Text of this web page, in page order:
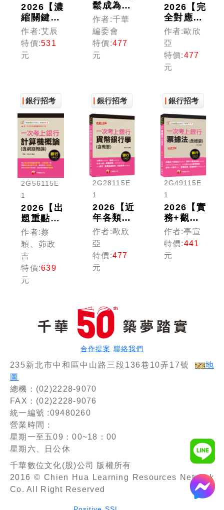
2026【濃
縮關鍵考
點】防制
洗錢與打
擊資恐焦
點速成
作者:艾辰
特價:531
元
鬆成為邏
輯達人】
邏輯推理
（銀行招
考）
作者:千華
編委會
特價:477
元
2026【完
全對應
IFRS】
一次考上
銀行 會
計學(含
概要)：
測逐題破
解！！
（銀行招
考/金融
基測）
作者:歐欣
亞
特價:477
元
銀行招考
2G56115E
1
2026【出
題重點一
書搞定】
一次考上
銀行 計
算機概論
(含網路
概論)
作者:蔡
穎、茆政
吉
特價:639
元
銀行招考
2G28115E
1
2026【近
年各類銀
行、農會
試題解
析】一次
考上銀行
貨幣銀行
三版〕
（銀行行
員招考）
作者:歐欣
亞
特價:477
元
銀行招考
2G49115E
1
2026【實
務+觀念
延伸融會
貫通】一
次考上銀
行 票據
招考）
作者:亭宣
特價:441
元
合作提案 聯絡我們
235新北市中和區中山路三段136巷10弄17號
地
圖
總機：(02)2228-9070
FAX：(02)2228-9076
統一編號 :09480260
營業時間：
星期一至五09：00~18：00
星期六、日公休
千華數位文化(股)公司 版權所有
2016 © Chien Hua Learning Resources Network
Co. All Right Reserved